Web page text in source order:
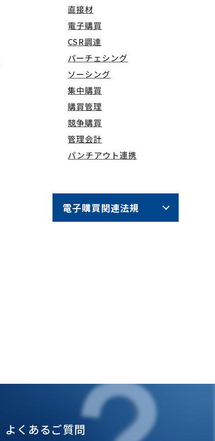
直接材
電子購買
CSR調達
パーチェシング
ソーシング
集中購買
購買管理
競争購買
管理会計
パンチアウト連携
電子購買関連法規
よくあるご質問